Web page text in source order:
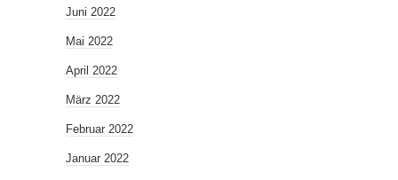
Juni 2022
Mai 2022
April 2022
März 2022
Februar 2022
Januar 2022